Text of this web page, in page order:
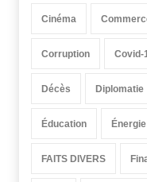
Cinéma
Corruption Covid-
Décès Diplomatie
Éducation Énergie
FAITS DIVERS